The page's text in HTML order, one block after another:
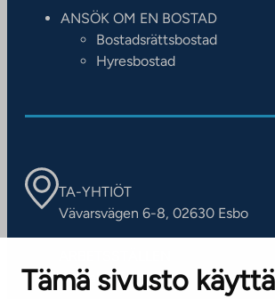
Tämä sivusto
ANSÖK OM EN BOSTAD
Bostadsrättsbostad
Hyresbostad
TA-YHTIÖT
Vävarsvägen 6-8, 02630 Esbo
Kontaktinformation